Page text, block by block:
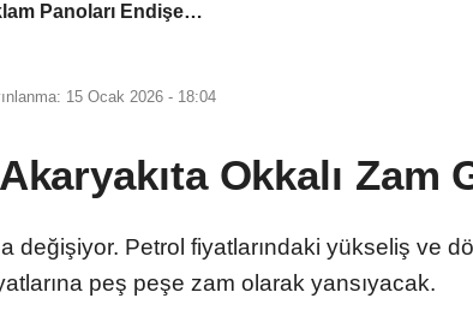
Panoları Endişe
15 Ocak 2026 - 18:04
Okkalı Zam
değişiyor. Petrol fiyatlarındaki yükseliş ve
peş peşe zam olarak yansıyacak.